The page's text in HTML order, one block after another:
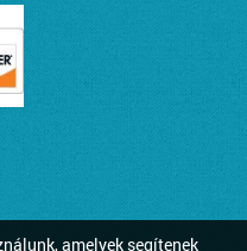
amelyek segítenek